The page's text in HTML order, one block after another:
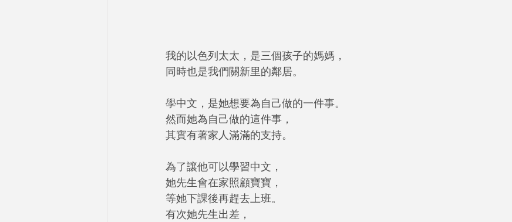
我的以色列太太，是三個孩子的媽媽，
同時也是我們關新里的鄰居。
學中文，是她想要為自己做的一件事。
然而她為自己做的這件事，
其實有著家人滿滿的支持。
為了讓他可以學習中文，
她先生會在家照顧寶寶，
等她下課後再趕去上班。
有次她先生出差，